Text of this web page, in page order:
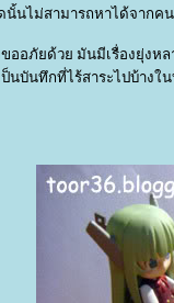
นไม่สามารถหาได้จากค
ออภัยด้วย มันมีเรื่องยุ่ง
นบันทึกที่ไร้สาระไปบ้างใ